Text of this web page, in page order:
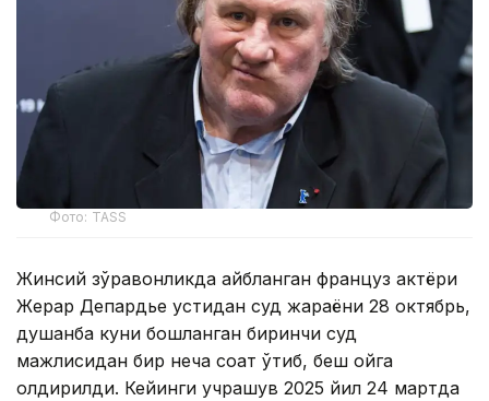
Фото: TASS
Жинсий зўравонликда айбланган француз актёри
Жерар Депардье устидан суд жараёни 28 октябрь,
душанба куни бошланган биринчи суд
мажлисидан бир неча соат ўтиб, беш ойга
қолдирилди. Кейинги учрашув 2025 йил 24 мартда